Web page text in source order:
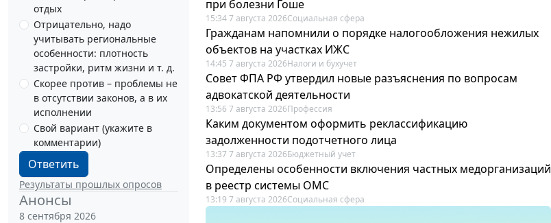
отдых
Отрицательно, надо
учитывать региональные
особенности: плотность
застройки, ритм жизни и т. д.
Скорее против – проблемы не
в отсутствии законов, а в их
исполнении
Свой вариант (укажите в
комментарии)
Ответить
Результаты прошлых опросов
Анонсы
8 сентября 2026
при болезни Гоше
15:34 7 августа 2026Социальная сфера
Гражданам напомнили о порядке налогообложения нежилых
объектов на участках ИЖС
14:45 7 августа 2026Налоги и бухучет
Совет ФПА РФ утвердил новые разъяснения по вопросам
адвокатской деятельности
13:56 7 августа 2026Профессия
Каким документом оформить реклассификацию
задолженности подотчетного лица
13:37 7 августа 2026Бюджетный учет
Определены особенности включения частных медорганизаций
в реестр системы ОМС
13:19 7 августа 2026Социальная сфера